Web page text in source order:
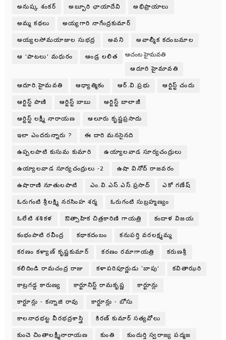
అనుష్క శంకర్ అబ్బూరి ఛాయాదేవి అభిప్రాయాలు
అమ్మ కథలు అయ్యగారి నాగేంద్రకుమార్
అయ్యలసోమయాజుల సుభద్ర అవని అవాల్మీక కదంబమాల
ఆ 'పాటలు' మధురం ఆండ్ర లలిత ఆచంట హైమవతి
ఆదూరి హైమావతి
ఆదూరి.హైమవతి ఆధ్యాత్మికం ఆర్.వి.ప్రభు ఆర్టిస్ట్ చందు
ఆర్టిస్ట్ పాణి ఆర్టిస్ట్ బాబు ఆర్టిస్ట్ బాలాజీ
ఆర్టిస్ట్ లక్ష్మీ నారాయణ ఆలూరు కృష్ణప్రసాదు
ఇలా ఎందరున్నారు ? ఈ దారి మనసైనది
ఉప్పలపాటి కుసుమ కుమారి ఉయ్యాలవాడ సూర్యచంద్రులు
ఉయ్యాలవాడ సూర్యచంద్రులు -2 ఉషా వినోద్ రాజవరం
ఉషారాణి నూతులపాటి ఎం.వి.ఎస్.ఎస్.ప్రసాద్ ఎకో గణేష్
ఓరుగంటి శ్రీలక్ష్మి నరసింహ శర్మ ఓరుగంటి సుబ్రహ్మణ్యం
ఓలేటి శశికళ ఔత్సాహిక చిత్రకారిణి గాయత్రి కందాళ విజయ
కంభంపాటి రవీంద్ర కథాకదంబం కనుపర్తి వరలక్ష్మమ్మ
కరణం కళ్యాణ్ కృష్ణకుమార్ కరణం రమాగాయత్రి కరుణశ్రీ
కలిదిండి రామచంద్ర రాజు కళాపరిపూర్ణుడు ‘బాపు’ కవితాఝరి
కాట్రగడ్డ కారుణ్య కార్టూనిస్ట్ రామకృష్ణ కార్టూన్లు
కార్టూన్లు - కన్నాజి రావు కార్టూన్లు - బోసు
కాలనాధభట్ట వీరభద్రశాస్త్రి కిరణ్ కుమార్ సత్యవోలు
కుంచె చింతాలక్ష్మీనారాయణ కుంతి కుందుర్తి స్వరాజ్య పద్మజ